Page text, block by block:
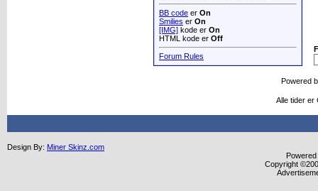
BB code er On
Smilies er On
[IMG] kode er On
HTML kode er Off
Forum Rules
Powered
Alle tider er
Design By: Miner Skinz.com
Copyright